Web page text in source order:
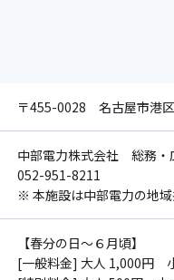
〒455-0028 名古屋市港
中部電力株式会社 総務・
052-951-8211
※ 本施設は中部電力の地
【春分の日～６月頃】
[一般料金] 大人 1,000円